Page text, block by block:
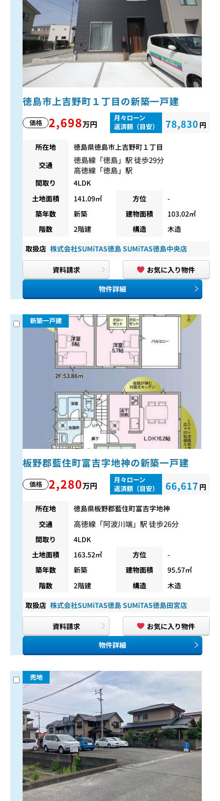
徳島市上吉野町１丁目の新築一戸建
価格 2,698万円
月々ローン
返済額（目安）
78,830 円
所在地
徳島県徳島市上吉野町１丁目
交通
徳島線 「徳島」駅 徒歩29分
高徳線 「徳島」駅
間取り
4LDK
土地面積
141.09㎡ 方位
-
築年数
新築 建物面積
103.02㎡
階数
2階建 構造 木造
取扱店 株式会社SUMiTAS徳島 SUMiTAS徳島中央店
資料請求
お気に入り物件
物件詳細
新築一戸建
板野郡藍住町富吉字地神の新築一戸建
価格 2,280万円
月々ローン
返済額（目安）
66,617 円
所在地
徳島県板野郡藍住町富吉字地神
交通
高徳線 「阿波川端」駅 徒歩26分
間取り
4LDK
土地面積
163.52㎡ 方位
-
築年数
新築 建物面積
95.57㎡
階数
2階建 構造 木造
取扱店 株式会社SUMiTAS徳島 SUMiTAS徳島田宮店
資料請求
お気に入り物件
物件詳細
売地